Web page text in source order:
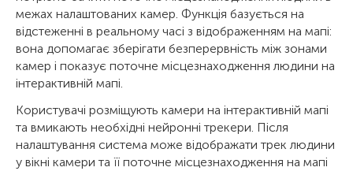
межах налаштованих камер. Функція базується на
відстеженні в реальному часі з відображенням на мапі:
вона допомагає зберігати безперервність між зонами
камер і показує поточне місцезнаходження людини на
інтерактивній мапі.
Користувачі розміщують камери на інтерактивній мапі
та вмикають необхідні нейронні трекери. Після
налаштування система може відображати трек людини
у вікні камери та її поточне місцезнаходження на мапі